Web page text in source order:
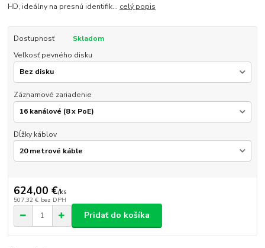
HD, ideálny na presnú identifik... celý popis
Dostupnosť
Skladom
Veľkosť pevného disku
Záznamové zariadenie
Dĺžky káblov
624,00 €/ks
507,32 € bez DPH
Pridať do košíka